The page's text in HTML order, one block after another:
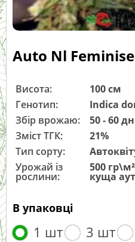
Auto Nl
Висота:
100 см
Генотип:
Indica
Збір врожаю:
50 - 60
Зміст ТГК:
21%
Тип сорту:
Урожай із
рослини:
500
куща
В упаковці
1 шт 3 шт